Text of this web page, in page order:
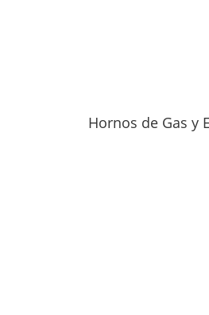
Hornos de Gas y